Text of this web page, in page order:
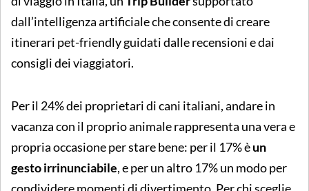
dall’intelligenza artificiale che consente di creare
itinerari pet-friendly guidati dalle recensioni e dai
consigli dei viaggiatori.
Per il 24% dei proprietari di cani italiani, andare in
vacanza con il proprio animale rappresenta una vera e
propria occasione per stare bene: per il 17% èun
gesto irrinunciabile, e per un altro 17% un modo per